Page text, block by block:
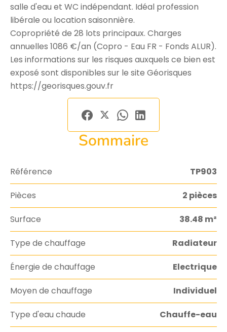
salle d'eau et WC indépendant. Idéal profession
libérale ou location saisonnière.
Copropriété de 28 lots principaux. Charges
annuelles 1086 €/an (Copro - Eau FR - Fonds ALUR).
Les informations sur les risques auxquels ce bien est
exposé sont disponibles sur le site Géorisques
https://georisques.gouv.fr
Sommaire
Référence TP903
Pièces 2 pièces
Surface 38.48 m²
Type de chauffage Radiateur
Énergie de chauffage Electrique
Moyen de chauffage Individuel
Type d'eau chaude Chauffe-eau